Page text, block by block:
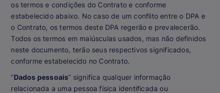
os termos e condições do Contrato e conforme
estabelecido abaixo. No caso de um conflito entre o DPA e
o Contrato, os termos deste DPA regerão e prevalecerão.
Todos os termos em maiúsculas usados, mas não definidos
neste documento, terão seus respectivos significados,
conforme estabelecido no Contrato.
”Dados pessoais” significa qualquer informação
relacionada a uma pessoa física identificada ou